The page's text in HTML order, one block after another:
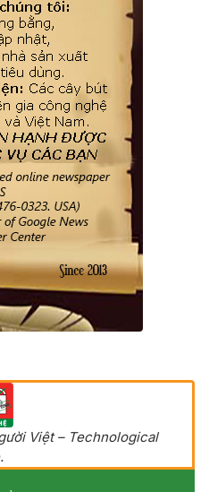
Việt – Technological